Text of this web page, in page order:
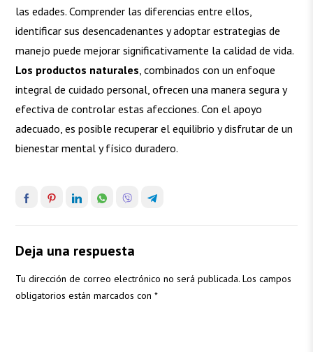
las edades. Comprender las diferencias entre ellos,
identificar sus desencadenantes y adoptar estrategias de
manejo puede mejorar significativamente la calidad de vida.
Los productos naturales, combinados con un enfoque
integral de cuidado personal, ofrecen una manera segura y
efectiva de controlar estas afecciones. Con el apoyo
adecuado, es posible recuperar el equilibrio y disfrutar de un
bienestar mental y físico duradero.
Deja una respuesta
Tu dirección de correo electrónico no será publicada. Los campos
obligatorios están marcados con*